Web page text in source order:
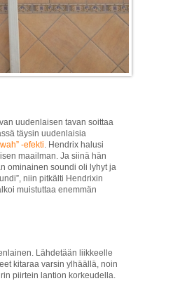
uudenlaisen tavan soittaa
täysin uudenlaisia
-efekti. Hendrix halusi
maailman. Ja siinä hän
ominainen soundi oli lyhyt ja
niin pitkälti Hendrixin
muistuttaa enemmän
Lähdetään liikkeelle
kitaraa varsin ylhäällä, noin
piirtein lantion korkeudella.